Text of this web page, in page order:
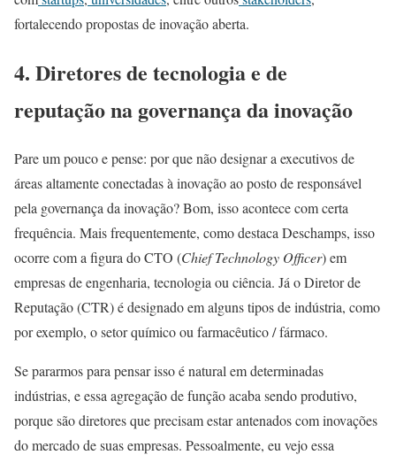
fortalecendo propostas de inovação aberta.
4. Diretores de tecnologia e de
reputação na governança da inovação
Pare um pouco e pense: por que não designar a executivos de
áreas altamente conectadas à inovação ao posto de responsável
pela governança da inovação? Bom, isso acontece com certa
frequência. Mais frequentemente, como destaca Deschamps, isso
ocorre com a figura do CTO (Chief Technology Officer) em
empresas de engenharia, tecnologia ou ciência. Já o Diretor de
Reputação (CTR) é designado em alguns tipos de indústria, como
por exemplo, o setor químico ou farmacêutico / fármaco.
Se pararmos para pensar isso é natural em determinadas
indústrias, e essa agregação de função acaba sendo produtivo,
porque são diretores que precisam estar antenados com inovações
do mercado de suas empresas. Pessoalmente, eu vejo essa